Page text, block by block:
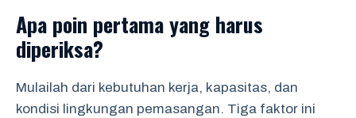
Apa poin pertama yang harus
diperiksa?
Mulailah dari kebutuhan kerja, kapasitas, dan
kondisi lingkungan pemasangan. Tiga faktor ini